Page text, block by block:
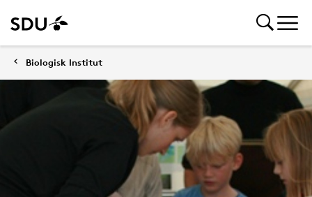
Biologisk Institut